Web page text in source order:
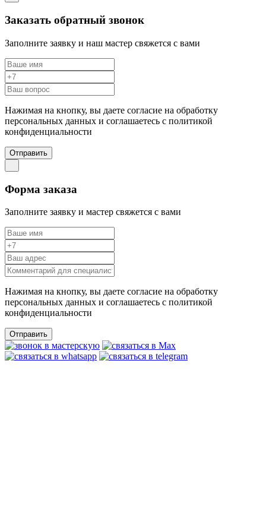
Заказать обратный звонок
Заполните заявку и наш мастер свяжется с вами
Нажимая на кнопку, вы даете согласие на обработку
персональных данных и соглашаетесь c политикой
конфиденциальности
Отправить
Форма заказа
Заполните заявку и мастер свяжется с вами
Нажимая на кнопку, вы даете согласие на обработку
персональных данных и соглашаетесь c политикой
конфиденциальности
Отправить